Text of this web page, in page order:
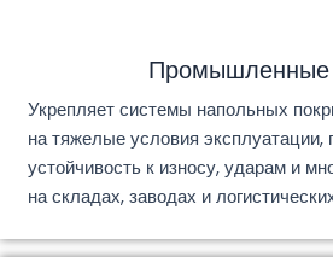
Укрепляет системы напольных
на тяжелые условия
устойчивость к износу, ударам и
на складах, заводах и